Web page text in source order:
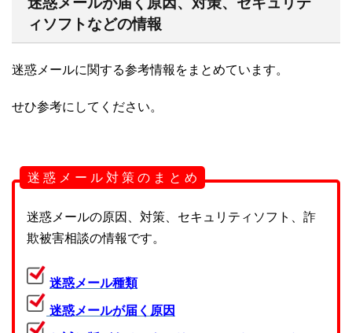
ィソフトなどの情報
迷惑メールに関する参考情報をまとめています。
せひ参考にしてください。
迷 惑 メ ー ル 対 策 の ま と め
迷惑メールの原因、対策、セキュリティソフト、詐
欺被害相談の情報です。
迷惑メール種類
迷惑メールが届く原因